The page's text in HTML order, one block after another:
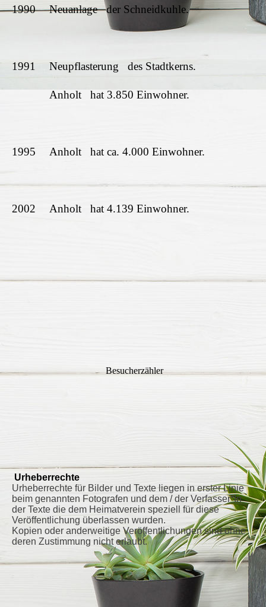
1990 Neuanlage der Schneidkuhle.
1991 Neupflasterung des Stadtkerns.
Anholt hat 3.850 Einwohner.
1995 Anholt hat ca. 4.000 Einwohner.
2002 Anholt hat 4.139 Einwohner.
Besucherzähler
Urheberrechte
Urheberrechte für Bilder und Texte liegen in erster Linie
beim genannten Fotografen und dem / der Verfasser*In
der Texte die dem Heimatverein speziell für diese
Veröffentlichung überlassen wurden.
Kopien oder anderweitige Veröffentlichungen sind ohne
deren Zustimmung nicht erlaubt.